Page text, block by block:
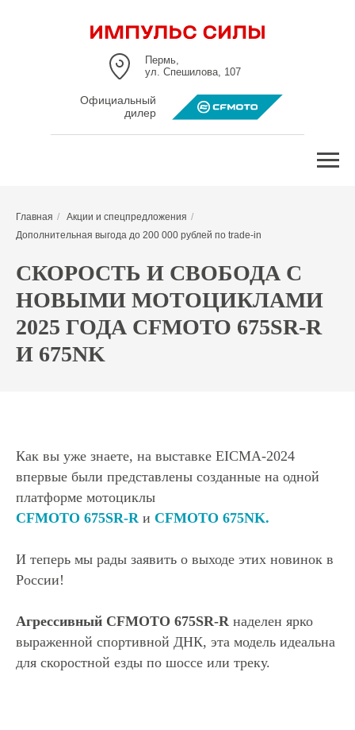
Пермь,
ул. Спешилова, 107
Официальный
дилер
Главная / Акции и спецпредложения /
Дополнительная выгода до 200 000 рублей по trade-in
СКОРОСТЬ И СВОБОДА С
НОВЫМИ МОТОЦИКЛАМИ
2025 ГОДА CFMOTO 675SR-R
И 675NK
Как вы уже знаете, на выставке EICMA-2024
впервые были представлены созданные на одной
платформе мотоциклы
CFMOTO 675SR-R и CFMOTO 675NK.
И теперь мы рады заявить о выходе этих новинок в
России!
Агрессивный CFMOTO 675SR-R наделен ярко
выраженной спортивной ДНК, эта модель идеальна
для скоростной езды по шоссе или треку.